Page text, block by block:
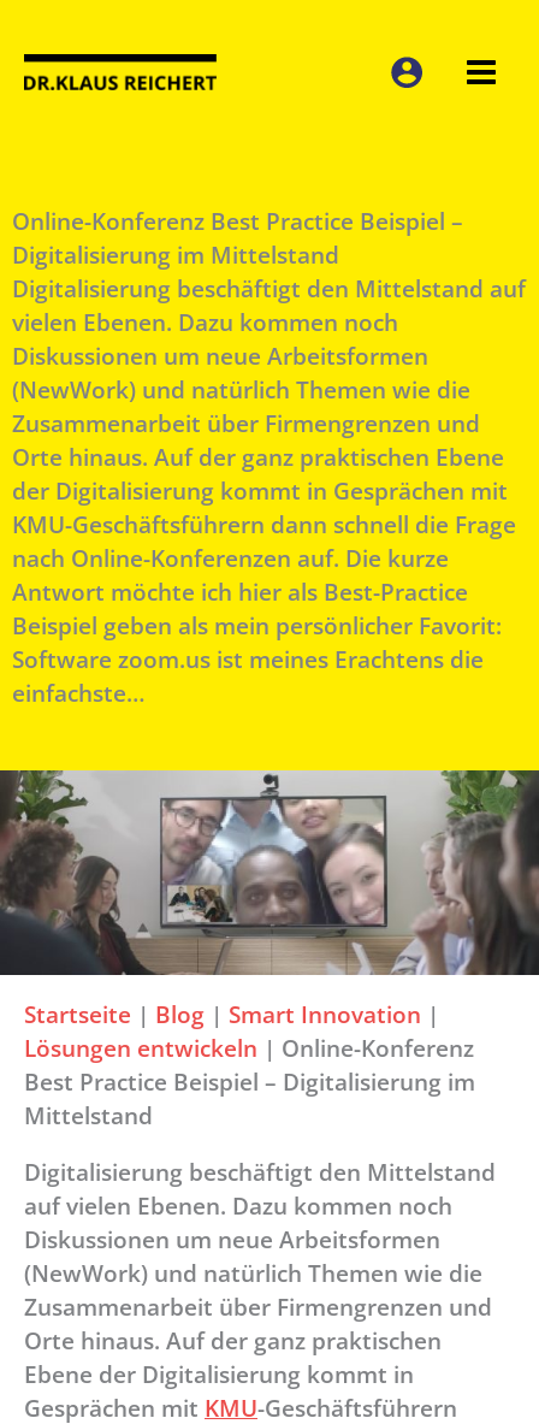
Inhalt
springen
Online-Konferenz Best Practice Beispiel –
Digitalisierung im Mittelstand
Digitalisierung beschäftigt den Mittelstand auf
vielen Ebenen. Dazu kommen noch
Diskussionen um neue Arbeitsformen
(NewWork) und natürlich Themen wie die
Zusammenarbeit über Firmengrenzen und
Orte hinaus. Auf der ganz praktischen Ebene
der Digitalisierung kommt in Gesprächen mit
KMU-Geschäftsführern dann schnell die Frage
nach Online-Konferenzen auf. Die kurze
Antwort möchte ich hier als Best-Practice
Beispiel geben als mein persönlicher Favorit:
Software zoom.us ist meines Erachtens die
einfachste…
Startseite | Blog | Smart Innovation |
Lösungen entwickeln | Online-Konferenz
Best Practice Beispiel – Digitalisierung im
Mittelstand
Digitalisierung beschäftigt den Mittelstand
auf vielen Ebenen. Dazu kommen noch
Diskussionen um neue Arbeitsformen
(NewWork) und natürlich Themen wie die
Zusammenarbeit über Firmengrenzen und
Orte hinaus. Auf der ganz praktischen
Ebene der Digitalisierung kommt in
Gesprächen mit KMU-Geschäftsführern